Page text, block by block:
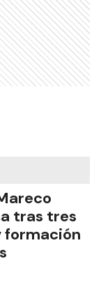
tras tres
formación